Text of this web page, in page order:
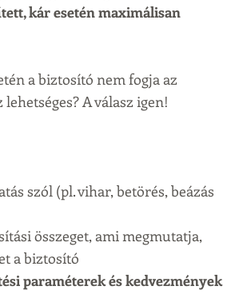
kár esetén maximálisan
a biztosító nem fogja az
A válasz igen!
szól (pl. vihar, betörés, beázás
összeget, ami megmutatja,
a biztosító
paraméterek és kedvezmények